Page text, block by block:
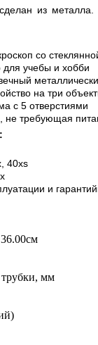
из
со
учебы и хобби
на три
с 5 отверстиями
не требующая
40xs
и
мм